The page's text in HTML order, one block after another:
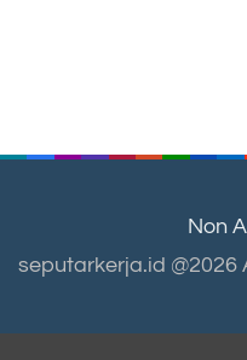
Non
seputarkerja.id @2026